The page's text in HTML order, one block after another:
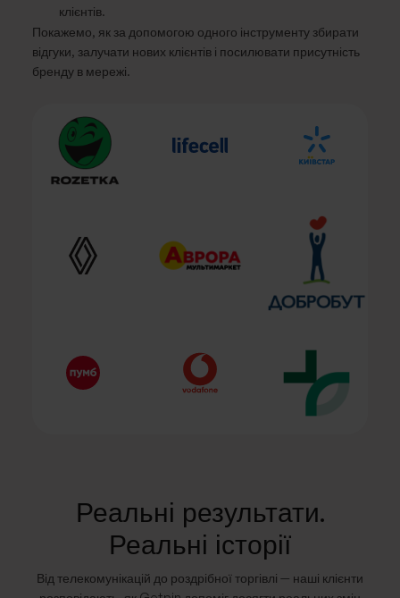
клієнтів.
Покажемо, як за допомогою одного інструменту збирати
відгуки, залучати нових клієнтів і посилювати присутність
бренду в мережі.
Реальні результати.
Реальні історії
Від телекомунікацій до роздрібної торгівлі — наші клієнти